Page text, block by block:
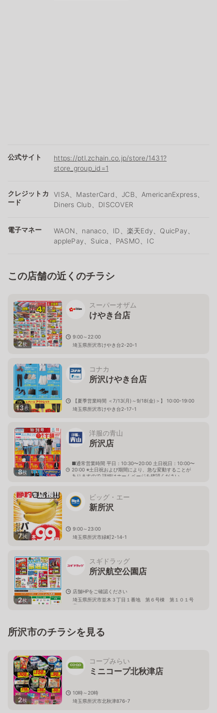
公式サイト
https://ptl.zchain.co.jp/store/1431?
store_group_id=1
クレジットカ
ード
VISA、MasterCard、JCB、AmericanExpress、
Diners Club、DISCOVER
電子マネー
WAON、nanaco、ID、楽天Edy、QuicPay、
applePay、Suica、PASMO、IC
この店舗の近くのチラシ
2枚
スーパーオザム
けやき台店
9:00～22:00
埼玉県所沢市けやき台2-20-1
13枚
コナカ
所沢けやき台店
【夏季営業時間 ＜7/13(月)～9/18(金)＞】 10:00-19:00
埼玉県所沢市けやき台2-17-1
8枚
洋服の青山
所沢店
■通常営業時間 平日：10:30〜20:00 土日祝日：10:00〜
20:00 ※土日祝および期間により、急な変動することが
ありますので 詳細はホームページを確認ください
7枚
ビッグ・エー
新所沢
9:00～23:00
埼玉県所沢市緑町2-14-1
2枚
スギドラッグ
所沢航空公園店
店舗HPをご確認ください
埼玉県所沢市並木３丁目１番地 第６号棟 第１０１号
室
所沢市のチラシを見る
2枚
コープみらい
ミニコープ北秋津店
10時～20時
埼玉県所沢市北秋津876-7